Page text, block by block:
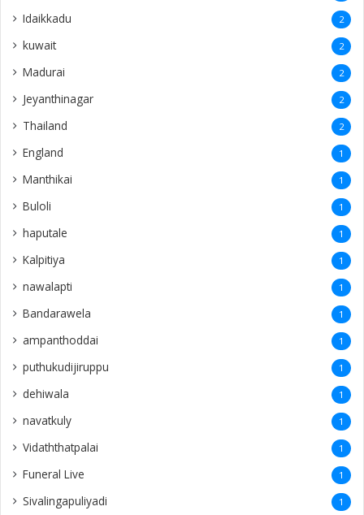
Idaikkadu 2
kuwait 2
Madurai 2
Jeyanthinagar 2
Thailand 2
England 1
Manthikai 1
Buloli 1
haputale 1
Kalpitiya 1
nawalapti 1
Bandarawela 1
ampanthoddai 1
puthukudijiruppu 1
dehiwala 1
navatkuly 1
Vidaththatpalai 1
Funeral Live 1
Sivalingapuliyadi 1